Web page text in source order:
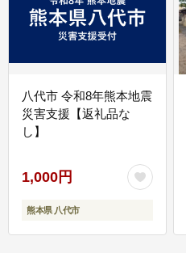
八代市 令和8年熊本地震
災害支援【返礼品な
し】
1,000円
熊本県 八代市